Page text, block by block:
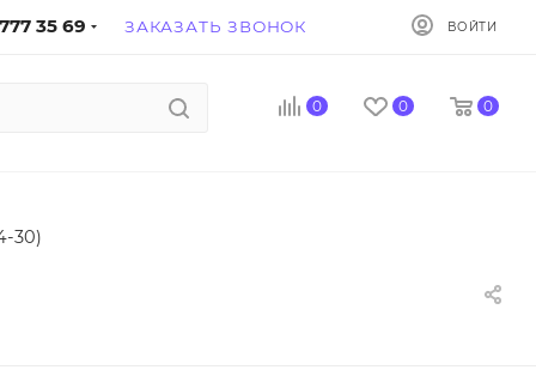
35 69 ЗАКАЗАТЬ ЗВОНОК ВОЙТИ
0 0 0
30)